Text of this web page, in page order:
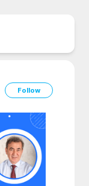
Follow